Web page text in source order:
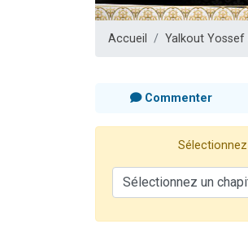
Accueil Yalkout Yossef
Commenter